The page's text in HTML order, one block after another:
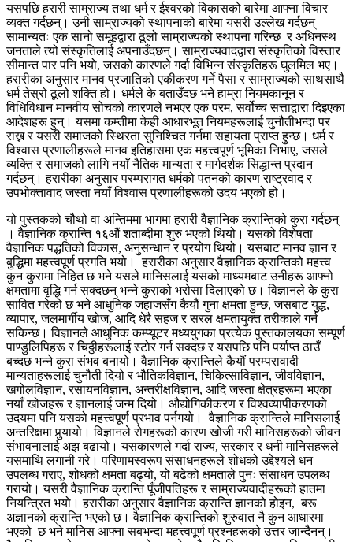
यसपछि हरारी साम्राज्य तथा धर्म र ईश्वरको विकासको बारेमा आफ्ना विचार
व्यक्त गर्दछन्। उनी साम्राज्यको स्थापनाको बारेमा यसरी उल्लेख गर्दछन् –
सामान्यतः एक सानो समूहद्वारा ठूलो साम्राज्यको स्थापना गरिन्छ र अधिनस्थ
जनताले त्यो संस्कृतिलाई अपनाउँदछन्। साम्राज्यवादद्वारा संस्कृतिको विस्तार
सीमान्त पार पनि भयो, जसको कारणले गर्दा विभिन्न संस्कृतिहरू घुलमिल भए।
हरारीका अनुसार मानव प्रजातिको एकीकरण गर्ने पैसा र साम्राज्यको साथसाथै
धर्म तेस्रो ठूलो शक्ति हो। धर्मले के बताउँदछ भने हाम्रा नियमकानून र
विधिविधान मानवीय सोचको कारणले नभएर एक परम, सर्वोच्च सत्ताद्वारा दिइएका
आदेशहरू हुन्। यसमा कम्तीमा केही आधारभूत नियमहरूलाई चुनौतीभन्दा पर
राख्न र यसरी समाजको स्थिरता सुनिश्चित गर्नमा सहायता प्राप्त हुन्छ। धर्म र
विश्वास प्रणालीहरूले मानव इतिहासमा एक महत्त्वपूर्ण भूमिका निभाए, जसले
व्यक्ति र समाजको लागि नयाँ नैतिक मान्यता र मार्गदर्शक सिद्धान्त प्रदान
गर्दछन्। हरारीका अनुसार परम्परागत धर्मको पतनको कारण राष्ट्रवाद र
उपभोक्तावाद जस्ता नयाँ विश्वास प्रणालीहरूको उदय भएको हो।
यो पुस्तकको चौथो वा अन्तिममा भागमा हरारी वैज्ञानिक क्रान्तिको कुरा गर्दछन्
। वैज्ञानिक क्रान्ति १६औं शताब्दीमा शुरु भएको थियो। यसको विशेषता
वैज्ञानिक पद्धतिको विकास, अनुसन्धान र प्रयोग थियो। यसबाट मानव ज्ञान र
बुद्धिमा महत्त्वपूर्ण प्रगति भयो। हरारीका अनुसार वैज्ञानिक क्रान्तिको महत्त्व
कुन कुरामा निहित छ भने यसले मानिसलाई यसको माध्यमबाट उनीहरू आफ्नो
क्षमतामा वृद्धि गर्न सक्दछन् भन्ने कुराको भरोसा दिलाएको छ। विज्ञानले के कुरा
सावित गरेको छ भने आधुनिक जहाजसँग कैयौं गुना क्षमता हुन्छ, जसबाट युद्ध,
व्यापार, जलमार्गीय खोज, आदि धेरै सहज र सरल क्षमतायुक्त तरीकाले गर्न
सकिन्छ। विज्ञानले आधुनिक कम्प्यूटर मध्ययुगका प्रत्येक पुस्तकालयका सम्पूर्ण
पाण्डुलिपिहरू र चिठ्ठीहरूलाई स्टोर गर्न सक्दछ र यसपछि पनि पर्याप्त ठाउँ
बच्दछ भन्ने कुरा संभव बनायो। वैज्ञानिक क्रान्तिले कैयौं परम्परावादी
मान्यताहरूलाई चुनौती दियो र भौतिकविज्ञान, चिकित्साविज्ञान, जीवविज्ञान,
खगोलविज्ञान, रसायनविज्ञान, अन्तरीक्षविज्ञान, आदि जस्ता क्षेत्रहरूमा भएका
नयाँ खोजहरू र ज्ञानलाई जन्म दियो। औद्योगिकीकरण र विश्वव्यापीकरणको
उदयमा पनि यसको महत्त्वपूर्ण प्रभाव पर्नगयो। वैज्ञानिक क्रान्तिले मानिसलाई
अन्तरिक्षमा पुर्‍यायो। विज्ञानले रोगहरूको कारण खोजी गरी मानिसहरूको जीवन
संभावनालाई अझ बढायो। यसकारणले गर्दा राज्य, सरकार र धनी मानिसहरूले
यसमाथि लगानी गरे। परिणामस्वरूप संसाधनहरूले शोधको उद्देश्यले धन
उपलब्ध गराए, शोधको क्षमता बढ्यो, यो बढेको क्षमताले पुनः संसाधन उपलब्ध
गरायो। यसरी वैज्ञानिक क्रान्ति पूँजीपतिहरू र साम्राज्यवादीहरूको हातमा
नियन्त्रित भयो। हरारीका अनुसार वैज्ञानिक क्रान्ति ज्ञानको होइन, बरू
अज्ञानको क्रान्ति भएको छ। वैज्ञानिक क्रान्तिको शुरुवात नै कुन आधारमा
भएको छ भने मानिस आफ्ना सबभन्दा महत्त्वपूर्ण प्रश्नहरूको उत्तर जान्दैनन्।